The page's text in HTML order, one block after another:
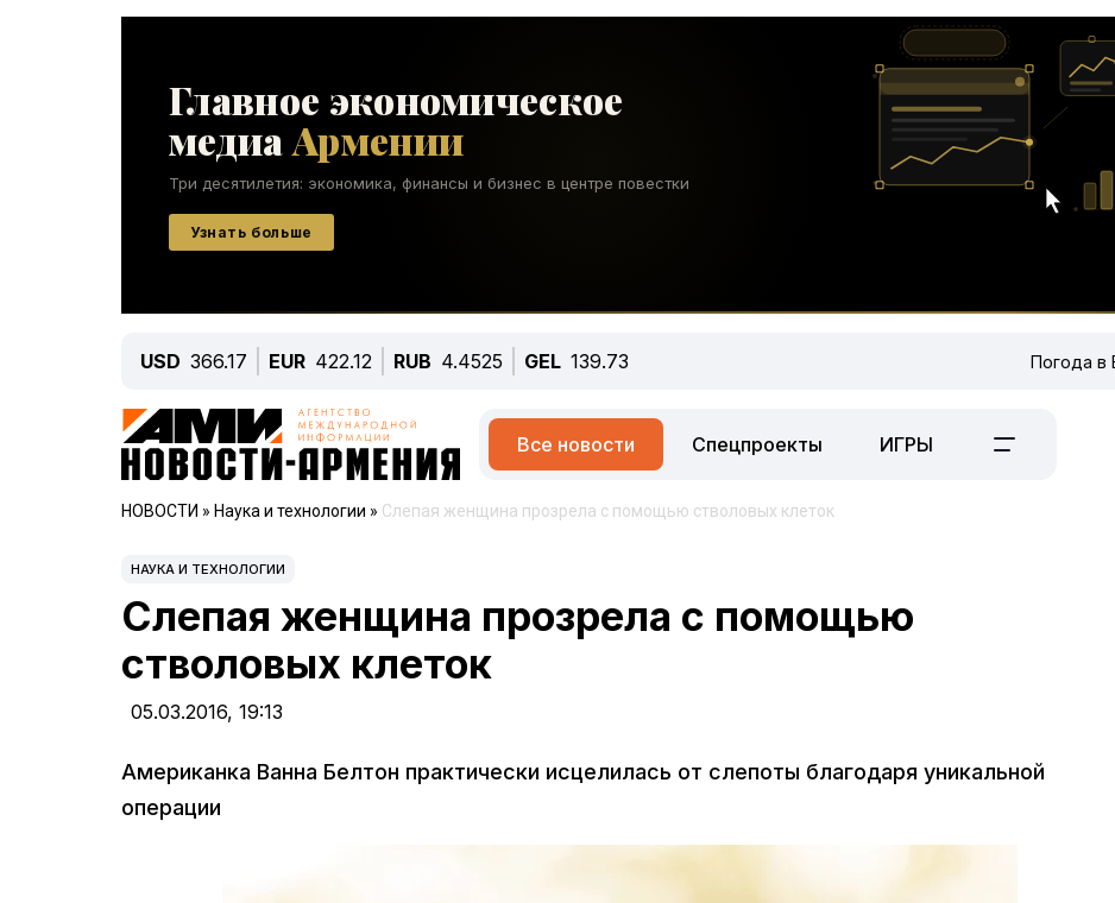
USD 366.17 EUR 422.12 RUB 4.4525 GEL 139.73 Погода в
Все новости Спецпроекты ИГРЫ
НОВОСТИ » Наука и технологии » Слепая женщина прозрела с помощью стволовых клеток
НАУКА И ТЕХНОЛОГИИ
Слепая женщина прозрела с помощью
стволовых клеток
05.03.2016, 19:13
Американка Ванна Белтон практически исцелилась от слепоты благодаря уникальной
операции